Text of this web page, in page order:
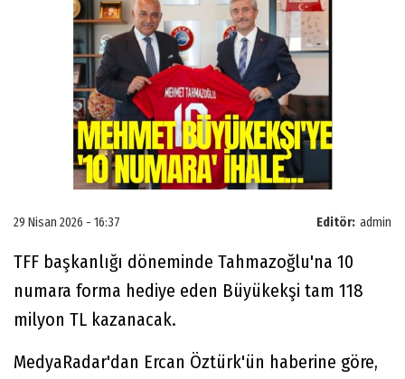
Editör: admin
29 Nisan 2026 - 16:37
TFF başkanlığı döneminde Tahmazoğlu'na 10
numara forma hediye eden Büyükekşi tam 118
milyon TL kazanacak.
MedyaRadar'dan Ercan Öztürk'ün haberine göre,